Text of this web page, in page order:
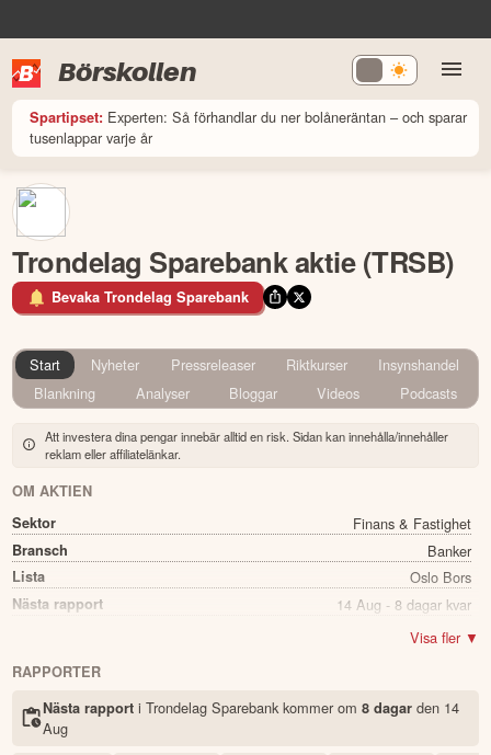
Börskollen
Spartipset: Experten: Så förhandlar du ner bolåneräntan – och sparar
tusenlappar varje år
Trondelag Sparebank aktie (TRSB)
Bevaka Trondelag Sparebank
Start Nyheter Pressreleaser Riktkurser
Insynshandel
Blankning
Analyser Bloggar Videos Podcasts
Att investera dina pengar innebär alltid en risk. Sidan kan innehålla/innehåller
reklam eller affiliatelänkar.
OM AKTIEN
Sektor
Finans & Fastighet
Bransch Banker
Lista Oslo Bors
Nästa rapport 14 Aug - 8 dagar kvar
Ja
Namn Trondelag Sparebank
Ticker
Visa fler ▼
RAPPORTER
Nästa rapport i Trondelag Sparebank kommer om 8 dagarden 14
Aug